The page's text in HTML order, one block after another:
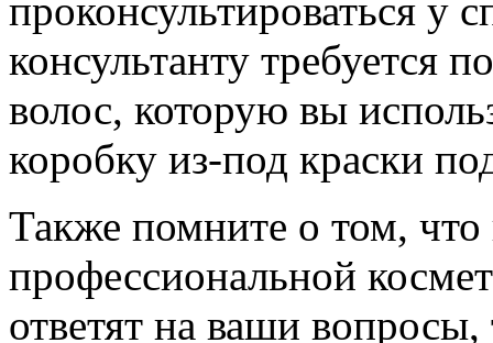
проконсультироваться у
консультанту требуется
волос, которую вы
коробку из-под краски
Также помните о том, что
профессиональной
ответят на ваши